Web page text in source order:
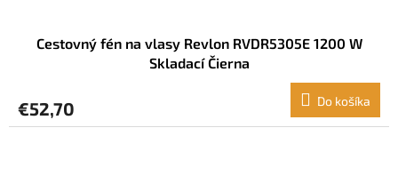
Cestovný fén na vlasy Revlon RVDR5305E 1200 W
Skladací Čierna
€52,70 Do košíka